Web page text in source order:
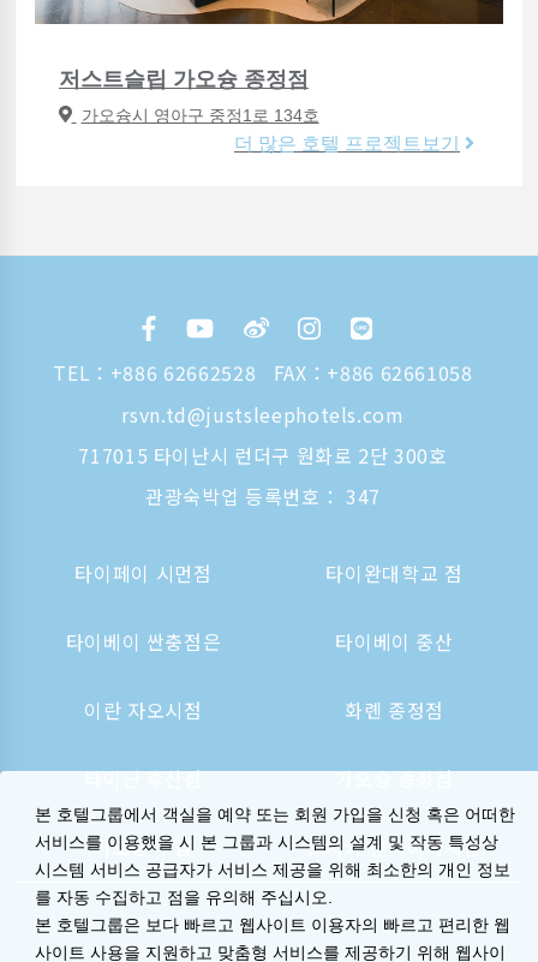
저스트슬립 가오슝 종정점
가오슝시 영아구 중정1로 134호
더 많은 호텔 프로젝트보기
TEL： +886 62662528
FAX：+886 62661058
rsvn.td@justsleephotels.com
717015 타이난시 런더구 원화로 2단 300호
관광숙박업 등록번호： 347
타이페이 시먼점 타이완대학교 점
타이베이 싼충점은 타이베이 중산
이란 자오시점 화롄 종정점
타이난 후산점 가오슝 종정점
가오슝역 점 오사카 신사이바시는
본 호텔그룹에서 객실을 예약 또는 회원 가입을 신청 혹은 어떠한
서비스를 이용했을 시 본 그룹과 시스템의 설계 및 작동 특성상
시스템 서비스 공급자가 서비스 제공을 위해 최소한의 개인 정보
를 자동 수집하고 점을 유의해 주십시오.
본 호텔그룹은 보다 빠르고 웹사이트 이용자의 빠르고 편리한 웹
사이트 사용을 지원하고 맞춤형 서비스를 제공하기 위해 웹사이